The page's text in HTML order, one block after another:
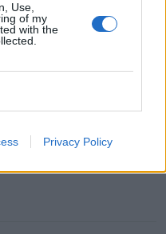
Use,
of my
with the
Privacy Policy
uz pusēm
citreiz pārkaisu
pievienoju gabaliņos